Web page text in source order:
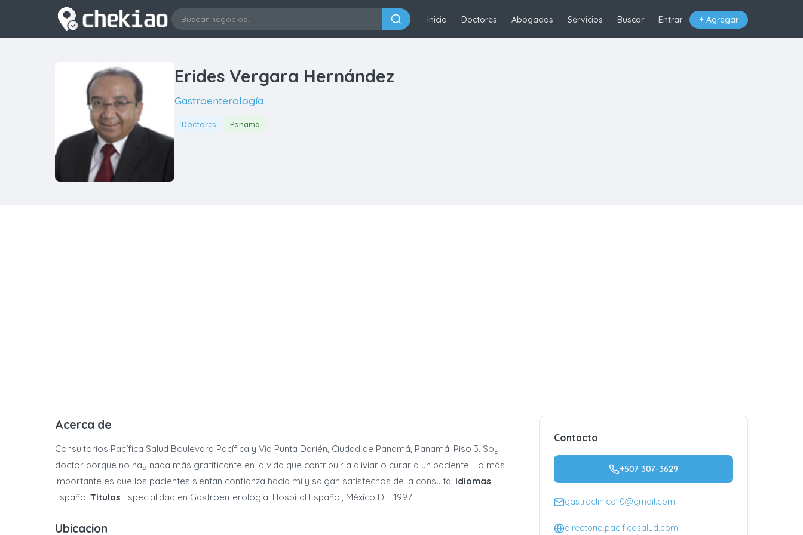
Inicio Doctores Abogados Servicios Buscar Entrar + Agregar
Erides Vergara Hernández
Gastroenterología
Doctores Panamá
Acerca de
Consultorios Pacífica Salud Boulevard Pacífica y Vía Punta Darién, Ciudad de Panamá, Panamá. Piso 3. Soy
doctor porque no hay nada más gratificante en la vida que contribuir a aliviar o curar a un paciente. Lo más
importante es que los pacientes sientan confianza hacia mí y salgan satisfechos de la consulta. Idiomas
Español Titulos Especialidad en Gastroenterología. Hospital Español, México DF. 1997
Ubicacion
Contacto
+507 307-3629
gastroclinica10@gmail.com
directorio.pacificasalud.com